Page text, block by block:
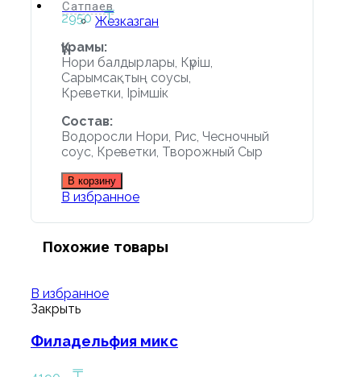
Сатпаев
Жезказган
2950 ₸
Құрамы:
Нори балдырлары, Күріш,
Сарымсақтың соусы,
Креветки, Ірімшік
Состав:
Водоросли Нори, Рис, Чесночный
соус, Креветки, Творожный Сыр
В корзину
В избранное
Похожие товары
В избранное
Закрыть
Филадельфия микс